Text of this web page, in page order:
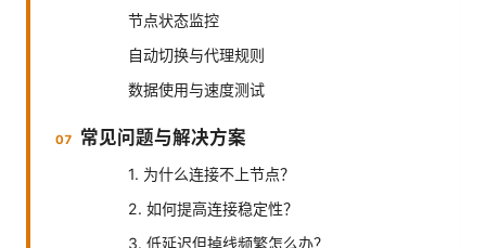
节点状态监控
自动切换与代理规则
数据使用与速度测试
常见问题与解决方案
1. 为什么连接不上节点？
2. 如何提高连接稳定性？
3. 低延迟但掉线频繁怎么办？